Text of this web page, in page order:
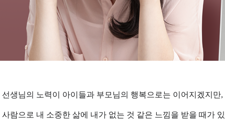
선생님의 노력이 아이들과 부모님의 행복으로는 이어지겠지만,
사람으로 내 소중한 삶에 내가 없는 것 같은 느낌을 받을 때가